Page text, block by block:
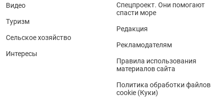
Видео
Туризм
Сельское хозяйство
Интересы
Спецпроект. Они помогают
спасти море
Редакция
Рекламодателям
Правила использования
материалов сайта
Политика обработки файлов
cookie (Куки)